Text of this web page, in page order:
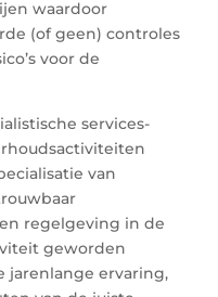
waardoor
(of geen) controles
voor de
services-
van
regelgeving in de
geworden
jarenlange ervaring,